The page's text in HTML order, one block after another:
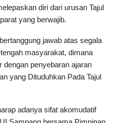
diri dari urusan Tajul
yang berwajib.
jawab atas segala
masyarakat, dimana
penyebaran ajaran
yang Dituduhkan Pada Tajul
adanya sifat akomudatif